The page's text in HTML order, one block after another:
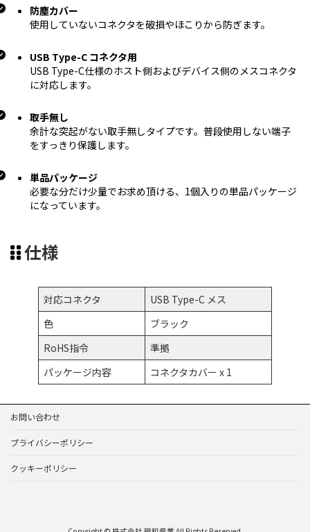
防塵カバー
使用していないコネクタを破損やほこりから防ぎます。
USB Type-C コネクタ用
USB Type-C仕様のホスト側およびデバイス側のメスコネクタ
に対応します。
取手無し
余計な突起がない取手無しタイプです。普段使用しない端子
をすっきり保護します。
単品パッケージ
必要な分だけ少量でお求め頂ける、1個入りの単品パッケージ
になっています。
仕様
対応コネクタ
USB Type-C メス
色
ブラック
RoHS指令
準拠
パッケージ内容
コネクタカバー x 1
お問い合わせ
プライバシーポリシー
クッキーポリシー